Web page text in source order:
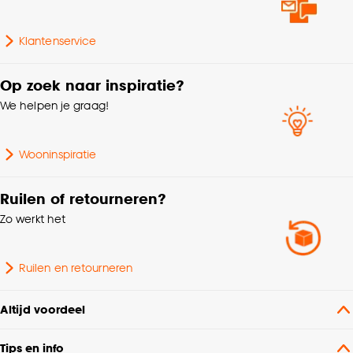
Handmatig, Elektrisch
Kenmerken
Raamdecoratie
Geluiddempend, Kan
Plooigordijn, Dubbele
plooi, Retourplooi enkel,
Retourplooi dubbel,
Klantenservice
Op zoek naar inspiratie?
We helpen je graag!
Wooninspiratie
Ruilen of retourneren?
Zo werkt het
Ruilen en retourneren
Altijd voordeel
Tips en info